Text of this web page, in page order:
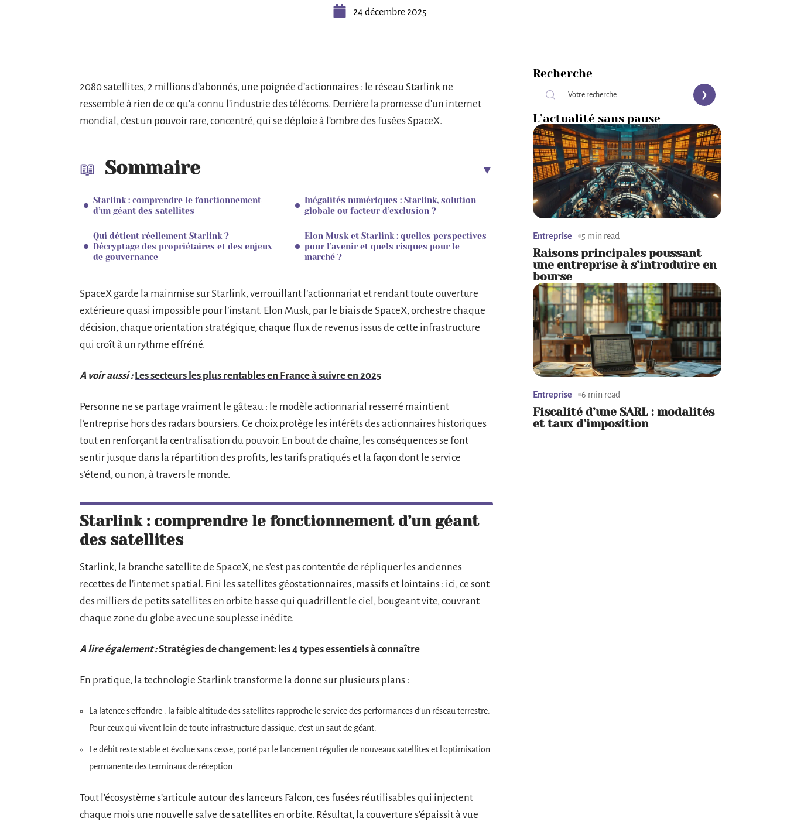
24 décembre 2025
2080 satellites, 2 millions d’abonnés, une poignée d’actionnaires : le réseau Starlink ne
ressemble à rien de ce qu’a connu l’industrie des télécoms. Derrière la promesse d’un internet
mondial, c’est un pouvoir rare, concentré, qui se déploie à l’ombre des fusées SpaceX.
Sommaire
Starlink : comprendre le fonctionnement
d’un géant des satellites
Qui détient réellement Starlink ?
Décryptage des propriétaires et des enjeux
de gouvernance
Inégalités numériques : Starlink, solution
globale ou facteur d’exclusion ?
Elon Musk et Starlink : quelles perspectives
pour l’avenir et quels risques pour le
marché ?
SpaceX garde la mainmise sur Starlink, verrouillant l’actionnariat et rendant toute ouverture
extérieure quasi impossible pour l’instant. Elon Musk, par le biais de SpaceX, orchestre chaque
décision, chaque orientation stratégique, chaque flux de revenus issus de cette infrastructure
qui croît à un rythme effréné.
A voir aussi : Les secteurs les plus rentables en France à suivre en 2025
Personne ne se partage vraiment le gâteau : le modèle actionnarial resserré maintient
l’entreprise hors des radars boursiers. Ce choix protège les intérêts des actionnaires historiques
tout en renforçant la centralisation du pouvoir. En bout de chaîne, les conséquences se font
sentir jusque dans la répartition des profits, les tarifs pratiqués et la façon dont le service
s’étend, ou non, à travers le monde.
Starlink : comprendre le fonctionnement d’un géant
des satellites
Starlink, la branche satellite de SpaceX, ne s’est pas contentée de répliquer les anciennes
recettes de l’internet spatial. Fini les satellites géostationnaires, massifs et lointains : ici, ce sont
des milliers de petits satellites en orbite basse qui quadrillent le ciel, bougeant vite, couvrant
chaque zone du globe avec une souplesse inédite.
A lire également :Stratégies de changement: les 4 types essentiels à connaître
En pratique, la technologie Starlink transforme la donne sur plusieurs plans :
La latence s’effondre : la faible altitude des satellites rapproche le service des performances d’un réseau terrestre.
Pour ceux qui vivent loin de toute infrastructure classique, c’est un saut de géant.
Le débit reste stable et évolue sans cesse, porté par le lancement régulier de nouveaux satellites et l’optimisation
permanente des terminaux de réception.
Tout l’écosystème s’articule autour des lanceurs Falcon, ces fusées réutilisables qui injectent
chaque mois une nouvelle salve de satellites en orbite. Résultat, la couverture s’épaissit à vue
Recherche
L’actualité sans pause
Entreprise 5 min read
Raisons principales poussant
une entreprise à s’introduire en
bourse
Entreprise 6 min read
Fiscalité d’une SARL : modalités
et taux d’imposition